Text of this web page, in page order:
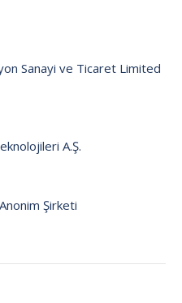
Sanayi ve Ticaret Limited
A.Ş.
Şirketi